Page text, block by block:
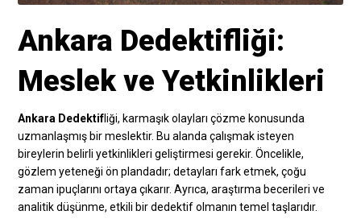
Ankara Dedektifliği:
Meslek ve Yetkinlikleri
Ankara Dedektifliği, karmaşık olayları çözme konusunda
uzmanlaşmış bir meslektir. Bu alanda çalışmak isteyen
bireylerin belirli yetkinlikleri geliştirmesi gerekir. Öncelikle,
gözlem yeteneği ön plandadır; detayları fark etmek, çoğu
zaman ipuçlarını ortaya çıkarır. Ayrıca, araştırma becerileri ve
analitik düşünme, etkili bir dedektif olmanın temel taşlarıdır.